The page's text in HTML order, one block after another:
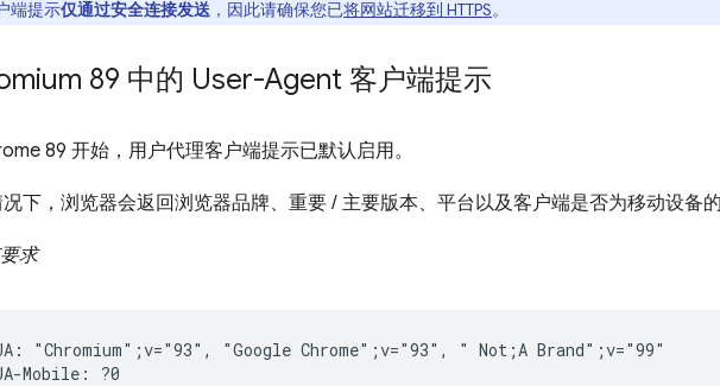
端提示仅通过安全连接发送 ，因此请确保您已将网站迁移到 HTTPS。
89 中的 User-Agent 客户端提示
89 开始，用户代理客户端提示已默认启用。
下，浏览器会返回浏览器品牌、重要 / 主要版本、平台以及客户端是否为移动设备
求
UA: "Chromium";v="93", "Google Chrome";v="93", " Not;A Brand";v="99"
Mobile: ?0